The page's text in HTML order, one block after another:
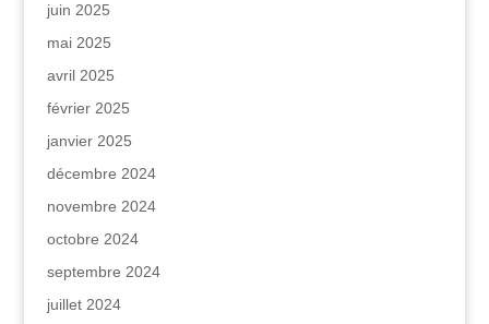
juin 2025
mai 2025
avril 2025
février 2025
janvier 2025
décembre 2024
novembre 2024
octobre 2024
septembre 2024
juillet 2024